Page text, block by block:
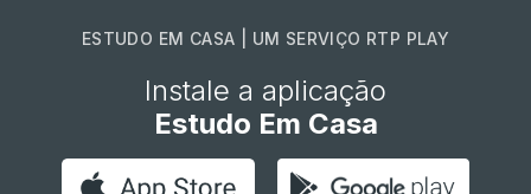
ESTUDO EM CASA | UM SERVIÇO RTP PLAY
Instale a aplicação
Estudo Em Casa